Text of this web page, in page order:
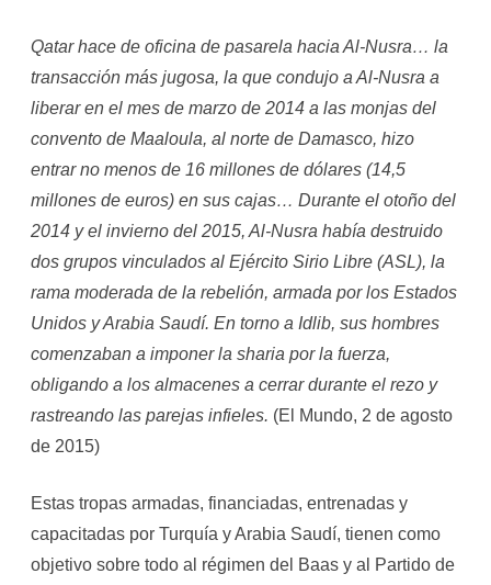
Qatar hace de oficina de pasarela hacia Al-Nusra… la
transacción más jugosa, la que condujo a Al-Nusra a
liberar en el mes de marzo de 2014 a las monjas del
convento de Maaloula, al norte de Damasco, hizo
entrar no menos de 16 millones de dólares (14,5
millones de euros) en sus cajas… Durante el otoño del
2014 y el invierno del 2015, Al-Nusra había destruido
dos grupos vinculados al Ejército Sirio Libre (ASL), la
rama moderada de la rebelión, armada por los Estados
Unidos y Arabia Saudí. En torno a Idlib, sus hombres
comenzaban a imponer la sharia por la fuerza,
obligando a los almacenes a cerrar durante el rezo y
rastreando las parejas infieles. (El Mundo, 2 de agosto
de 2015)
Estas tropas armadas, financiadas, entrenadas y
capacitadas por Turquía y Arabia Saudí, tienen como
objetivo sobre todo al régimen del Baas y al Partido de